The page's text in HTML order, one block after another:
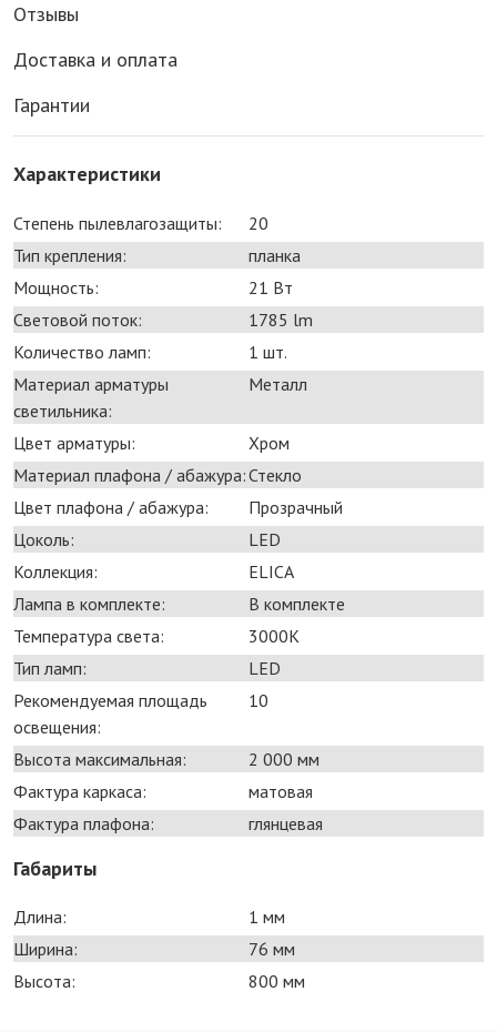
Отзывы
Доставка и оплата
Гарантии
Характеристики
Степень пылевлагозащиты:
20
Тип крепления:
планка
Мощность:
21 Bт
Световой поток:
1785 lm
Количество ламп:
1 шт.
Материал арматуры
светильника:
Металл
Цвет арматуры:
Хром
Материал плафона / абажура:Стекло
Цвет плафона / абажура:
Прозрачный
Цоколь:
LED
Коллекция:
ELICA
Лампа в комплекте:
В комплекте
Температура света:
3000K
Тип ламп:
LED
Рекомендуемая площадь
освещения:
10
Высота максимальная:
2 000 мм
Фактура каркаса:
матовая
Фактура плафона:
глянцевая
Габариты
Длина:
1 мм
Ширина:
76 мм
Высота:
800 мм